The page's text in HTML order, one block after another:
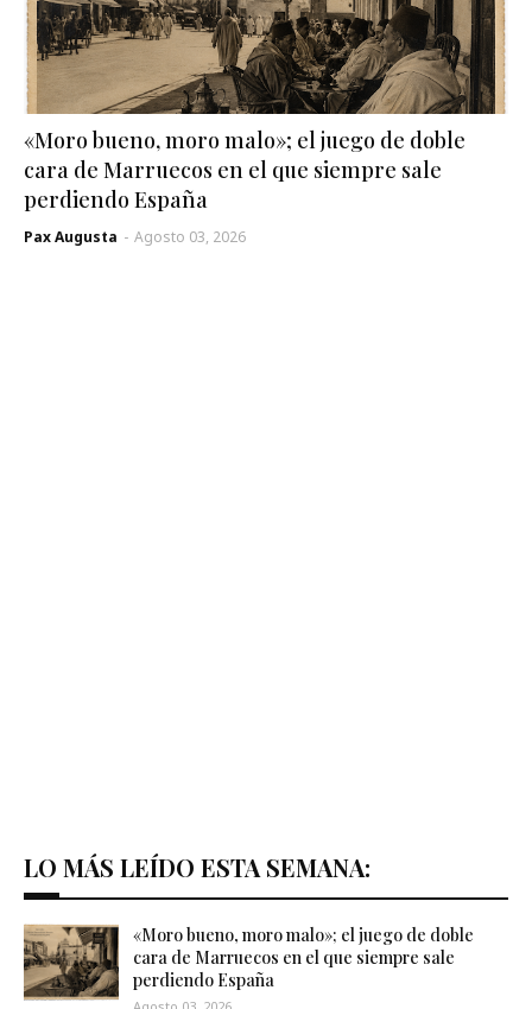
«Moro bueno, moro malo»; el juego de doble
cara de Marruecos en el que siempre sale
perdiendo España
Pax Augusta - Agosto 03, 2026
LO MÁS LEÍDO ESTA SEMANA:
«Moro bueno, moro malo»; el juego de doble
cara de Marruecos en el que siempre sale
perdiendo España